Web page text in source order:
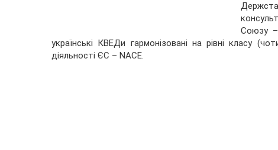
Союзу –
українські КВЕДи гармонізовані на рівні класу
діяльності ЄС – NACE.